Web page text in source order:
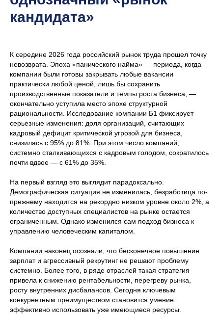
кандидата»
К середине 2026 года российский рынок труда прошел точку
невозврата. Эпоха «панического найма» — периода, когда
компании были готовы закрывать любые вакансии
практически любой ценой, лишь бы сохранить
производственные показатели и темпы роста бизнеса, —
окончательно уступила место эпохе структурной
рациональности. Исследование компании Б1 фиксирует
серьезные изменения: доля организаций, считающих
кадровый дефицит критической угрозой для бизнеса,
снизилась с 95% до 81%. При этом число компаний,
системно сталкивающихся с кадровым голодом, сократилось
почти вдвое — с 61% до 35%.
На первый взгляд это выглядит парадоксально.
Демографическая ситуация не изменилась, безработица по-
прежнему находится на рекордно низком уровне около 2%, а
количество доступных специалистов на рынке остается
ограниченным. Однако изменился сам подход бизнеса к
управлению человеческим капиталом.
Компании наконец осознали, что бесконечное повышение
зарплат и агрессивный рекрутинг не решают проблему
системно. Более того, в ряде отраслей такая стратегия
привела к снижению рентабельности, перегреву рынка,
росту внутренних дисбалансов. Сегодня ключевым
конкурентным преимуществом становится умение
эффективно использовать уже имеющиеся ресурсы.